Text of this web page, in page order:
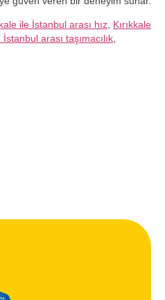
ile İstanbul arası hız Kırıkkale
İstanbul arası taşımacılık